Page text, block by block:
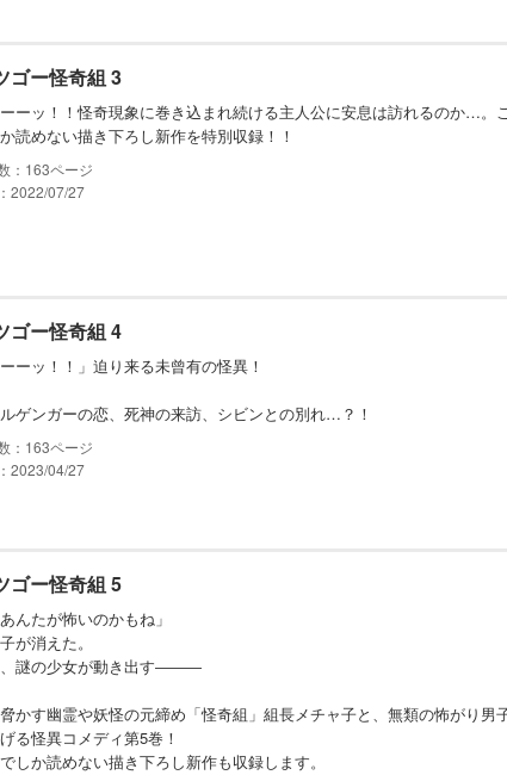
ゴー怪奇組 3
ーーッ！！怪奇現象に巻き込まれ続ける主人公に安息は訪れるのか…。
読めない描き下ろし新作を特別収録！！
163
2022/07/27
ゴー怪奇組 4
ーーッ！！」迫り来る未曾有の怪異！
ゲンガーの恋、死神の来訪、シビンとの別れ…？！
163
2023/04/27
ゴー怪奇組 5
あんたが怖いのかもね」
が消えた。
、謎の少女が動き出す―――
かす幽霊や妖怪の元締め「怪奇組」組長メチャ子と、無類の怖がり男
る怪異コメディ第5巻！
しか読めない描き下ろし新作も収録します。